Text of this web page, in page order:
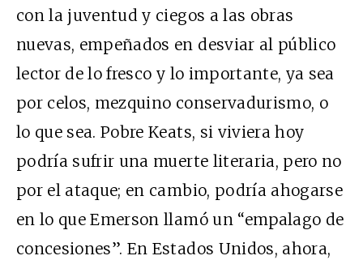
con la juventud y ciegos a las obras
nuevas, empeñados en desviar al público
lector de lo fresco y lo importante, ya sea
por celos, mezquino conservadurismo, o
lo que sea. Pobre Keats, si viviera hoy
podría sufrir una muerte literaria, pero no
por el ataque; en cambio, podría ahogarse
en lo que Emerson llamó un “empalago de
concesiones”. En Estados Unidos, ahora,